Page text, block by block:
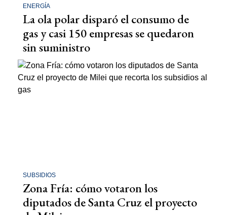
ENERGÍA
La ola polar disparó el consumo de
gas y casi 150 empresas se quedaron
sin suministro
SUBSIDIOS
Zona Fría: cómo votaron los
diputados de Santa Cruz el proyecto